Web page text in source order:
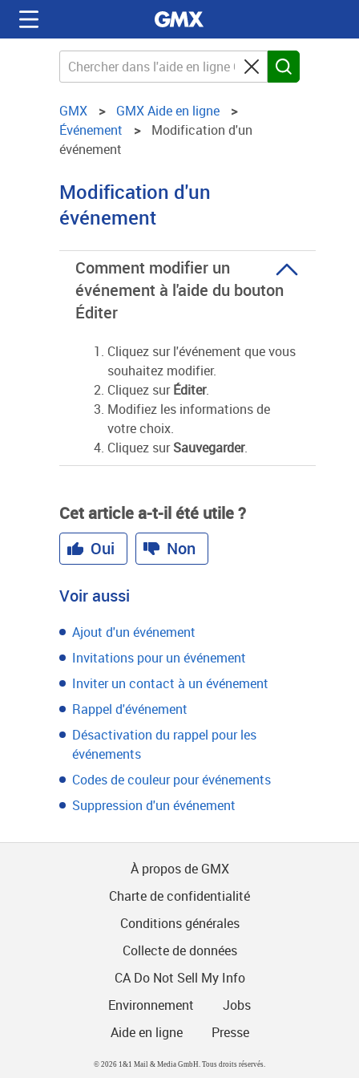
GMX
GMX Aide en ligne
Événement
Modification d'un
événement
Modification d'un
événement
Comment modifier un
événement à l'aide du bouton
Éditer
Cliquez sur l'événement que vous
souhaitez modifier.
Cliquez surÉditer.
Modifiez les informations de
votre choix.
Cliquez surSauvegarder.
Cet article a-t-il été utile ?
Oui
Non
Voir aussi
Ajout d'un événement
Invitations pour un événement
Inviter un contact à un événement
Rappel d'événement
Désactivation du rappel pour les
événements
Codes de couleur pour événements
Suppression d'un événement
À propos de GMX
Charte de confidentialité
Conditions générales
Collecte de données
CA Do Not Sell My Info
Environnement
Jobs
Aide en ligne
Presse
© 2026 1&1 Mail & Media GmbH. Tous droits réservés.